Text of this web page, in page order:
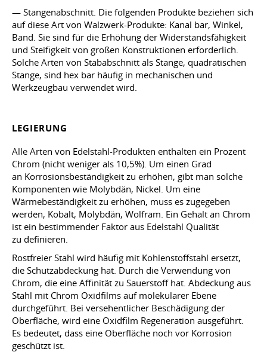
— Stangenabschnitt. Die folgenden Produkte beziehen sich
auf diese Art von Walzwerk-Produkte: Kanal bar, Winkel,
Band. Sie sind für die Erhöhung der Widerstandsfähigkeit
und Steifigkeit von großen Konstruktionen erforderlich.
Solche Arten von Stababschnitt als Stange, quadratischen
Stange, sind hex bar häufig in mechanischen und
Werkzeugbau verwendet wird.
LEGIERUNG
Alle Arten von Edelstahl-Produkten enthalten ein Prozent
Chrom (nicht weniger als 10,5%). Um einen Grad
an Korrosionsbeständigkeit zu erhöhen, gibt man solche
Komponenten wie Molybdän, Nickel. Um eine
Wärmebeständigkeit zu erhöhen, muss es zugegeben
werden, Kobalt, Molybdän, Wolfram. Ein Gehalt an Chrom
ist ein bestimmender Faktor aus Edelstahl Qualität
zu definieren.
Rostfreier Stahl wird häufig mit Kohlenstoffstahl ersetzt,
die Schutzabdeckung hat. Durch die Verwendung von
Chrom, die eine Affinität zu Sauerstoff hat. Abdeckung aus
Stahl mit Chrom Oxidfilms auf molekularer Ebene
durchgeführt. Bei versehentlicher Beschädigung der
Oberfläche, wird eine Oxidfilm Regeneration ausgeführt.
Es bedeutet, dass eine Oberfläche noch vor Korrosion
geschützt ist.